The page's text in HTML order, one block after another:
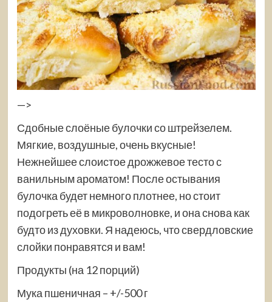
—>
Сдобные слоёные булочки со штрейзелем.
Мягкие, воздушные, очень вкусные!
Нежнейшее слоистое дрожжевое тесто с
ванильным ароматом! После остывания
булочка будет немного плотнее, но стоит
подогреть её в микроволновке, и она снова как
будто из духовки. Я надеюсь, что свердловские
слойки понравятся и вам!
Продукты (на 12 порций)
Мука пшеничная – +/-500 г